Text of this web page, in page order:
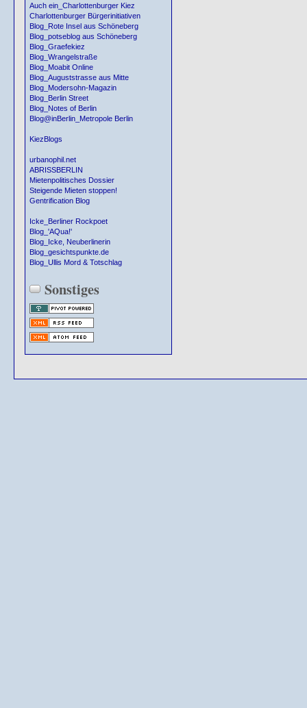
Auch ein_Charlottenburger Kiez
Charlottenburger Bürgerinitiativen
Blog_Rote Insel aus Schöneberg
Blog_potseblog aus Schöneberg
Blog_Graefekiez
Blog_Wrangelstraße
Blog_Moabit Online
Blog_Auguststrasse aus Mitte
Blog_Modersohn-Magazin
Blog_Berlin Street
Blog_Notes of Berlin
Blog@inBerlin_Metropole Berlin
KiezBlogs
urbanophil.net
ABRISSBERLIN
Mietenpolitisches Dossier
Steigende Mieten stoppen!
Gentrification Blog
Icke_Berliner Rockpoet
Blog_'AQua!'
Blog_Icke, Neuberlinerin
Blog_gesichtspunkte.de
Blog_Ullis Mord & Totschlag
Sonstiges